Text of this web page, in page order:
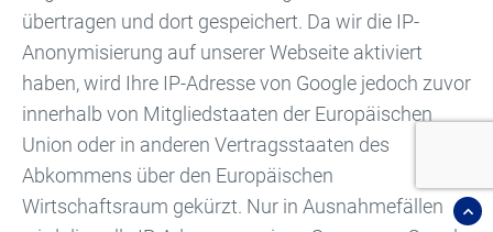
übertragen und dort gespeichert. Da wir die IP-
Anonymisierung auf unserer Webseite aktiviert
haben, wird Ihre IP-Adresse von Google jedoch zuvor
innerhalb von Mitgliedstaaten der Europäischen
Union oder in anderen Vertragsstaaten des
Abkommens über den Europäischen
Wirtschaftsraum gekürzt. Nur in Ausnahmefällen